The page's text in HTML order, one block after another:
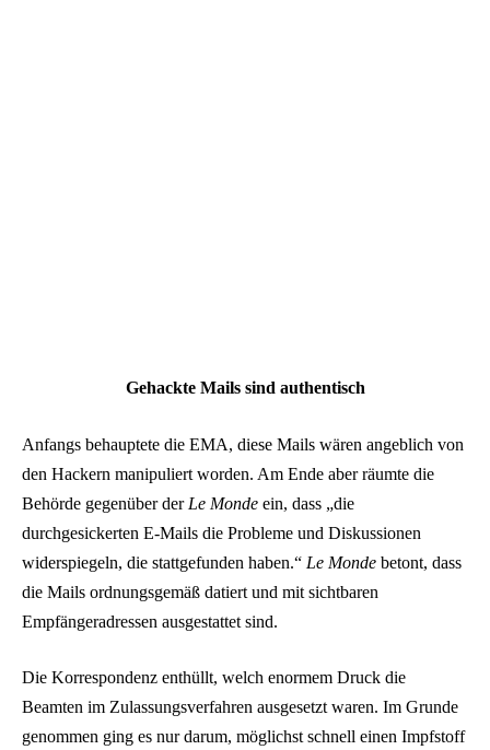
Gehackte Mails sind authentisch
Anfangs behauptete die EMA, diese Mails wären angeblich von
den Hackern manipuliert worden. Am Ende aber räumte die
Behörde gegenüber der Le Monde ein, dass „die
durchgesickerten E-Mails die Probleme und Diskussionen
widerspiegeln, die stattgefunden haben.“ Le Monde betont, dass
die Mails ordnungsgemäß datiert und mit sichtbaren
Empfängeradressen ausgestattet sind.
Die Korrespondenz enthüllt, welch enormem Druck die
Beamten im Zulassungsverfahren ausgesetzt waren. Im Grunde
genommen ging es nur darum, möglichst schnell einen Impfstoff